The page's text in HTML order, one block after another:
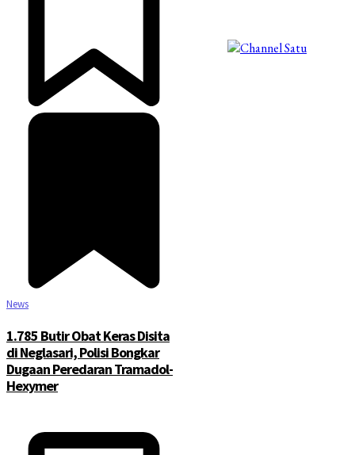
News
1.785 Butir Obat Keras Disita
di Neglasari, Polisi Bongkar
Dugaan Peredaran Tramadol-
Hexymer